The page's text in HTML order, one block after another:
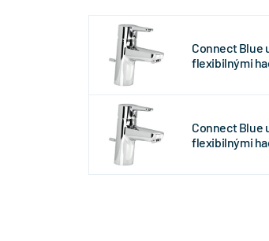
Connect Blue
flexibilnými
Connect Blue
flexibilnými